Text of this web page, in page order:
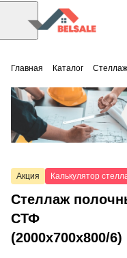
Главная Каталог
Акция Калькулятор
Стеллаж
СТФ
(2000x700x800/6)